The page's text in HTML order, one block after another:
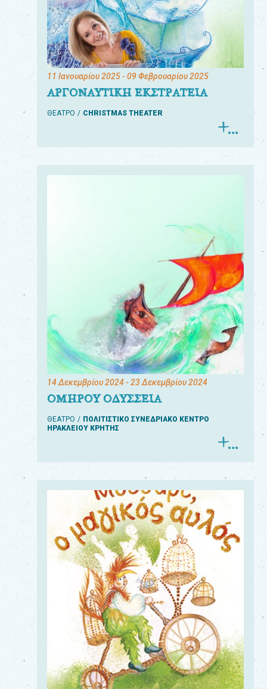
11 Ιανουαρίου 2025- 09 Φεβρουαρίου 2025
ΑΡΓΟΝΑΥΤΙΚΗ ΕΚΣΤΡΑΤΕΙΑ
ΘΕΑΤΡΟ CHRISTMAS THEATER
14 Δεκεμβρίου 2024- 23 Δεκεμβρίου 2024
ΟΜΗΡΟΥ ΟΔΥΣΣΕΙΑ
ΘΕΑΤΡΟ
ΠΟΛΙΤΙΣΤΙΚΟ ΣΥΝΕΔΡΙΑΚΟ ΚΕΝΤΡΟ
ΗΡΑΚΛΕΙΟΥ ΚΡΗΤΗΣ